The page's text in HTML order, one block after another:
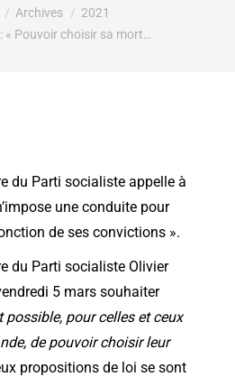
Archives
2021
« Pouvoir choisir sa mort…
du Parti socialiste appelle à
une conduite pour
de ses convictions ».
du Parti socialiste Olivier
5 mars souhaiter
possible, pour celles et ceux
de pouvoir choisir leur
propositions de loi se sont